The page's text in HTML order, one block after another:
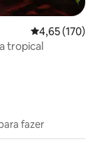
4,65 de uma
4,65 (170)
tropical
fazer